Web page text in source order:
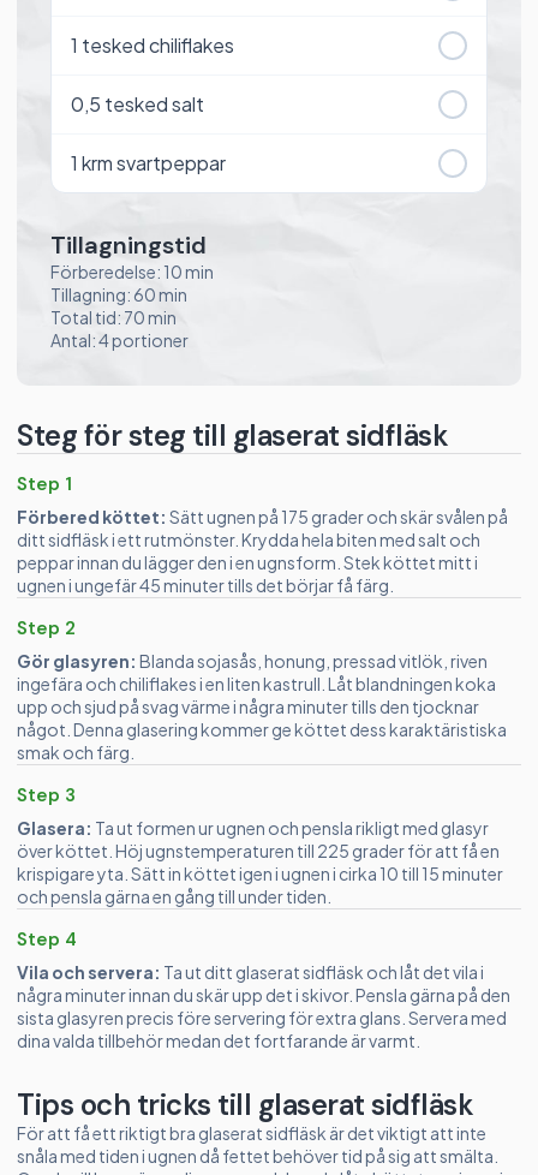
Steg för steg till glaserat sidfläsk
Step 1
Förbered köttet: Sätt ugnen på 175 grader och skär svålen på
ditt sidfläsk i ett rutmönster. Krydda hela biten med salt och
peppar innan du lägger den i en ugnsform. Stek köttet mitt i
ugnen i ungefär 45 minuter tills det börjar få färg.
Step 2
Gör glasyren: Blanda sojasås, honung, pressad vitlök, riven
ingefära och chiliflakes i en liten kastrull. Låt blandningen koka
upp och sjud på svag värme i några minuter tills den tjocknar
något. Denna glasering kommer ge köttet dess karaktäristiska
smak och färg.
Step 3
Glasera: Ta ut formen ur ugnen och pensla rikligt med glasyr
över köttet. Höj ugnstemperaturen till 225 grader för att få en
krispigare yta. Sätt in köttet igen i ugnen i cirka 10 till 15 minuter
och pensla gärna en gång till under tiden.
Step 4
Vila och servera: Ta ut ditt glaserat sidfläsk och låt det vila i
några minuter innan du skär upp det i skivor. Pensla gärna på den
sista glasyren precis före servering för extra glans. Servera med
dina valda tillbehör medan det fortfarande är varmt.
Tips och tricks till glaserat sidfläsk
För att få ett riktigt bra glaserat sidfläsk är det viktigt att inte
snåla med tiden i ugnen då fettet behöver tid på sig att smälta.
1 tesked chiliflakes
0,5 tesked salt
1 krm svartpeppar
Tillagningstid
Förberedelse: 10 min
Tillagning: 60 min
Total tid: 70 min
Antal: 4 portioner